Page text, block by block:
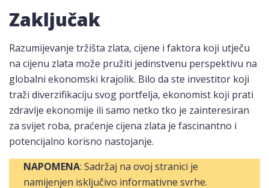
Zaključak
Razumijevanje tržišta zlata, cijene i faktora koji utječu
na cijenu zlata može pružiti jedinstvenu perspektivu na
globalni ekonomski krajolik. Bilo da ste investitor koji
traži diverzifikaciju svog portfelja, ekonomist koji prati
zdravlje ekonomije ili samo netko tko je zainteresiran
za svijet roba, praćenje cijena zlata je fascinantno i
potencijalno korisno nastojanje.
NAPOMENA: Sadržaj na ovoj stranici je
namijenjen isključivo informativne svrhe.